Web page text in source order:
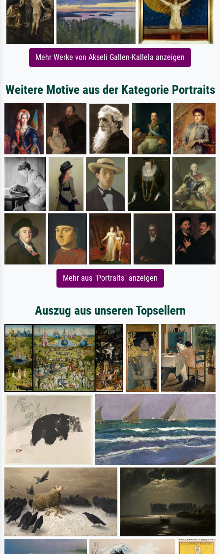
Mehr Werke von Akseli Gallen-Kallela anzeigen
Weitere Motive aus der Kategorie Portraits
Mehr aus "Portraits" anzeigen
Auszug aus unseren Topsellern